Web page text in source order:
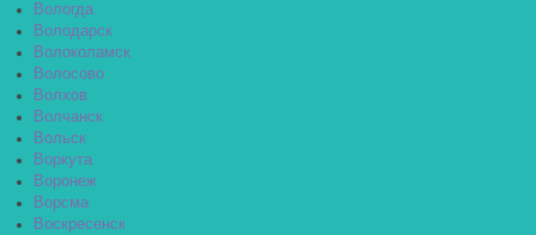
Вологда
Володарск
Волоколамск
Волосово
Волхов
Волчанск
Вольск
Воркута
Воронеж
Ворсма
Воскресенск